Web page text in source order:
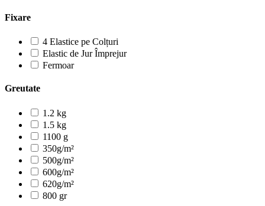
Fixare
4 Elastice pe Colțuri
Elastic de Jur Împrejur
Fermoar
Greutate
1.2 kg
1.5 kg
1100 g
350g/m²
500g/m²
600g/m²
620g/m²
800 gr